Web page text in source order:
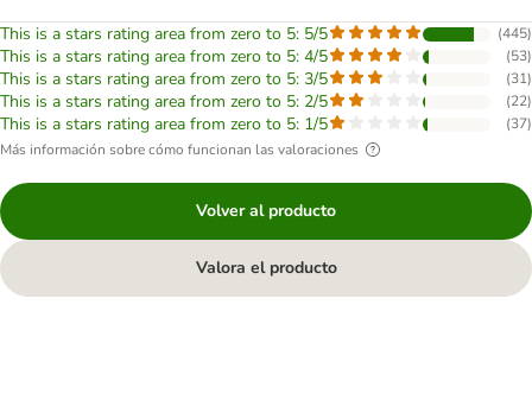
This is a stars rating area from zero to 5: 5/5 (445)
This is a stars rating area from zero to 5: 4/5 (53)
This is a stars rating area from zero to 5: 3/5 (31)
This is a stars rating area from zero to 5: 2/5 (22)
This is a stars rating area from zero to 5: 1/5 (37)
Más información sobre cómo funcionan las valoraciones
Volver al producto
Valora el producto